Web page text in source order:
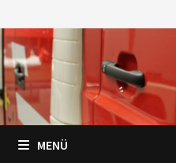
Inhalt
springen
MENÜ